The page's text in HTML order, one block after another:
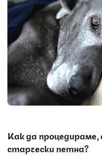
Как да процедираме,
старчески петна?